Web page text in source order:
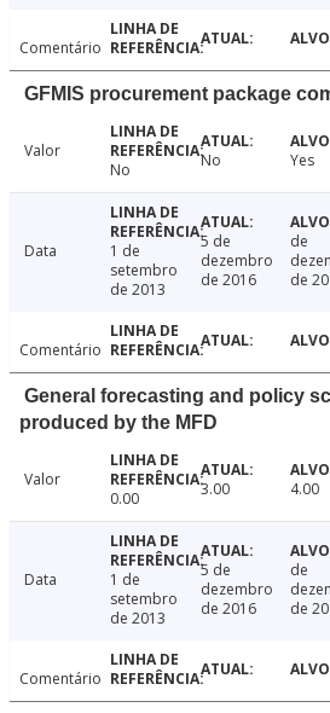
Comentário
GFMIS procurement package
Valor
No
No Yes
Data
1 de
setembro
de 2013
5 de
dezembro
de 2016
de
de
Comentário
General forecasting and policy
produced by the MFD
Valor
0.00
3.00 4.00
Data
1 de
setembro
de 2013
5 de
dezembro
de 2016
de
de
Comentário